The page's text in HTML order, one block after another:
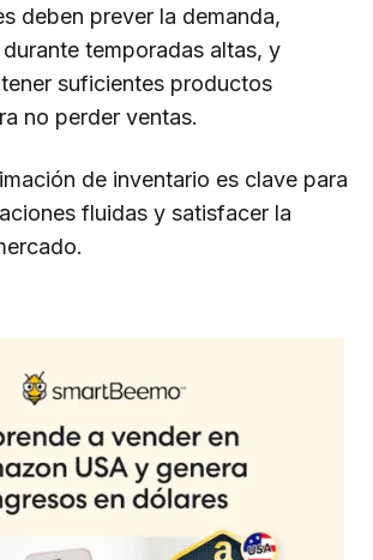
deben prever la demanda,
temporadas altas, y
suficientes productos
no perder ventas.
de inventario es clave para
fluidas y satisfacer la